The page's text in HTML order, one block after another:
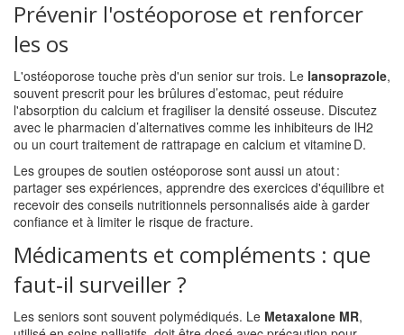
Prévenir l'ostéoporose et renforcer
les os
L'ostéoporose touche près d'un senior sur trois. Le lansoprazole,
souvent prescrit pour les brûlures d’estomac, peut réduire
l'absorption du calcium et fragiliser la densité osseuse. Discutez
avec le pharmacien d’alternatives comme les inhibiteurs de lH2
ou un court traitement de rattrapage en calcium et vitamine D.
Les groupes de soutien ostéoporose sont aussi un atout :
partager ses expériences, apprendre des exercices d'équilibre et
recevoir des conseils nutritionnels personnalisés aide à garder
confiance et à limiter le risque de fracture.
Médicaments et compléments : que
faut‑il surveiller ?
Les seniors sont souvent polymédiqués. Le Metaxalone MR,